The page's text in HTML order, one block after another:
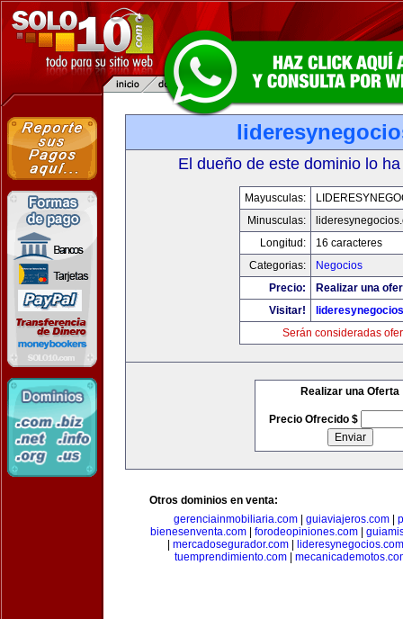
El dueño de este dominio lo
Mayusculas:
Minusculas:
Longitud:
16 caracteres
Categorias:
Negocios
Precio:
Realizar una
Visitar!
Serán consideradas
Realizar una Oferta
Precio Ofrecido $
Otros dominios en venta:
gerenciainmobiliaria.com
guiaviajeros.com
bienesenventa.com
forodeopiniones.com
mercadosegurador.com
lideresynegocios.com
tuemprendimiento.com